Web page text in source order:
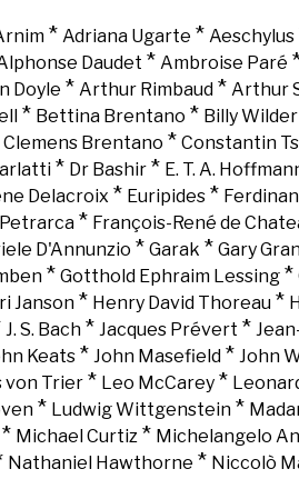
* Adriana Ugarte * Aeschylus
Daudet * Ambroise Paré
Doyle * Arthur Rimbaud * Arthur
* Bettina Brentano * Billy Wilder
Clemens Brentano * Constantin
* Dr Bashir * E. T. A.
Delacroix * Euripides *
* François-René de
D'Annunzio * Garak * Gary
* Gotthold Ephraim Lessing *
Janson* Henry David Thoreau*
J. S. Bach * Jacques Prévert *
Keats* John Masefield* John
von Trier* Leo McCarey*
* Ludwig Wittgenstein*
* Michael Curtiz* Michelangelo
Nathaniel Hawthorne * Niccolò